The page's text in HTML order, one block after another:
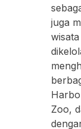
juga
Zoo,